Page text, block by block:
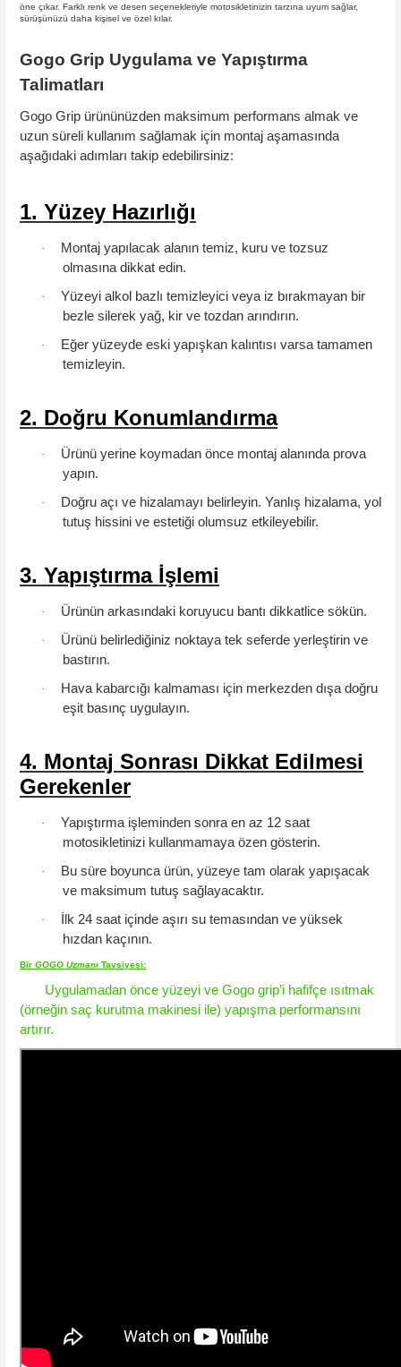
öne çıkar. Farklı renk ve desen seçenekleriyle motosikletinizin tarzına uyum sağlar,
sürüşünüzü daha kişisel ve özel kılar.
Gogo Grip Uygulama ve Yapıştırma
Talimatları
Gogo Grip ürününüzden maksimum performans almak ve
uzun süreli kullanım sağlamak için montaj aşamasında
aşağıdaki adımları takip edebilirsiniz:
1. Yüzey Hazırlığı
· Montaj yapılacak alanın temiz, kuru ve tozsuz
olmasına dikkat edin.
· Yüzeyi alkol bazlı temizleyici veya iz bırakmayan bir
bezle silerek yağ, kir ve tozdan arındırın.
·
Eğer yüzeyde eski yapışkan kalıntısı varsa tamamen
temizleyin.
2. Doğru Konumlandırma
· Ürünü yerine koymadan önce montaj alanında prova
yapın.
·
Doğru açı ve hizalamayı belirleyin. Yanlış hizalama, yol
tutuş hissini ve estetiği olumsuz etkileyebilir.
3. Yapıştırma İşlemi
· Ürünün arkasındaki koruyucu bantı dikkatlice sökün.
· Ürünü belirlediğiniz noktaya tek seferde yerleştirin ve
bastırın.
·
Hava kabarcığı kalmaması için merkezden dışa doğru
eşit basınç uygulayın.
4. Montaj Sonrası Dikkat Edilmesi
Gerekenler
· Yapıştırma işleminden sonra en az 12 saat
motosikletinizi kullanmamaya özen gösterin.
·
Bu süre boyunca ürün, yüzeye tam olarak yapışacak
ve maksimum tutuş sağlayacaktır.
·
İlk 24 saat içinde aşırı su temasından ve yüksek
hızdan kaçının.
Bir GOGO Uzmanı Tavsiyesi:
Uygulamadan önce yüzeyi ve Gogo grip’i hafifçe ısıtmak
(örneğin saç kurutma makinesi ile) yapışma performansını
artırır.